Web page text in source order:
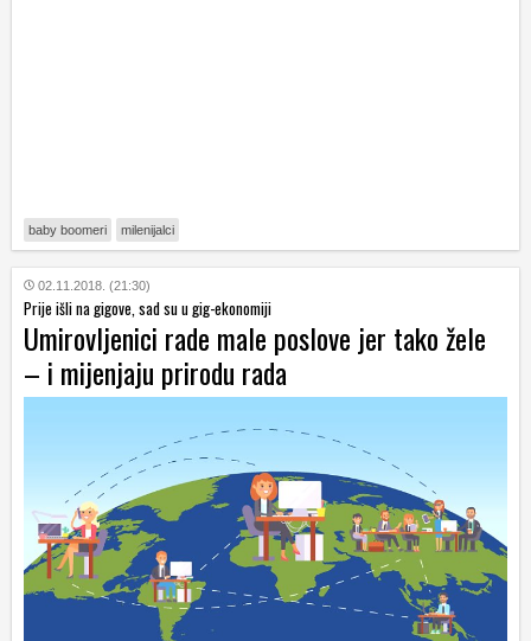
baby boomeri milenijalci
02.11.2018. (21:30)
Prije išli na gigove, sad su u gig-ekonomiji
Umirovljenici rade male poslove jer tako žele
– i mijenjaju prirodu rada